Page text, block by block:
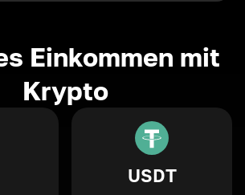
Einkommen mit
Krypto
USDT